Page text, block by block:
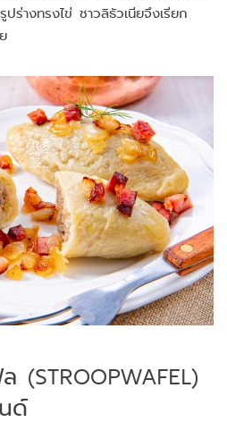
ปร่างทรงไข่ ชาวลิธัวเนียจึงเรียก
(STROOPWAFEL)
นด์